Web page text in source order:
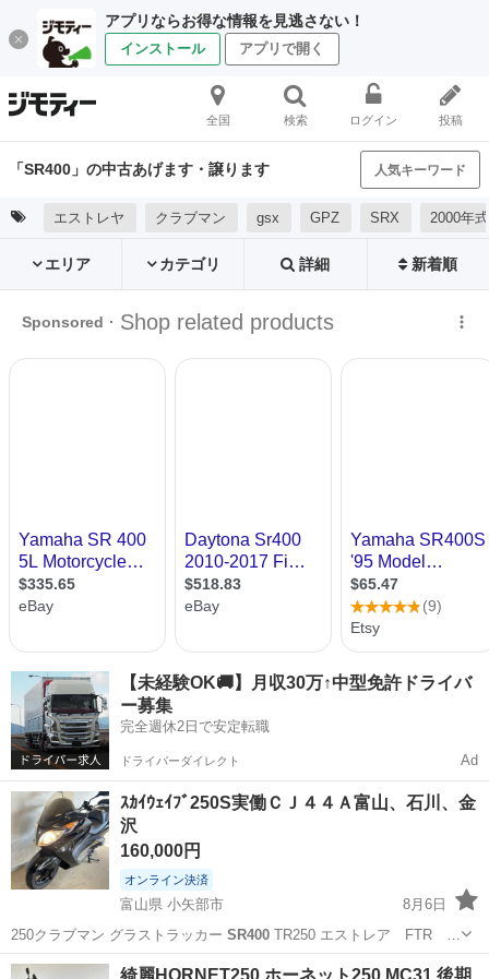
アプリならお得な情報を見逃さない！
インストール アプリで開く
全国 検索 ログイン 投稿
「SR400」の中古あげます・譲ります 人気キーワード
エストレヤ クラブマン gsx GPZ SRX 2000年
エリア カテゴリ 詳細 新着順
【未経験OK🚚】月収30万↑中型免許ドライバ
ー募集
完全週休2日で安定転職
ドライバーダイレクト Ad
ｽｶｲｳｪｲﾌﾞ250S実働ＣＪ４４Ａ富山、石川、金
沢
160,000円
オンライン決済
富山県 小矢部市
8月6日
250クラブマン グラストラッカー SR400TR250 エストレア FTR …
富山 小矢部市